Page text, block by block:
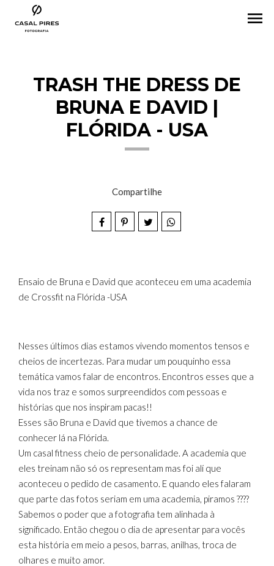
menu
TRASH THE DRESS DE
BRUNA E DAVID |
FLÓRIDA - USA
Compartilhe
Ensaio de Bruna e David que aconteceu em uma academia
de Crossfit na Flórida -USA
Nesses últimos dias estamos vivendo momentos tensos e
cheios de incertezas. Para mudar um pouquinho essa
temática vamos falar de encontros. Encontros esses que a
vida nos traz e somos surpreendidos com pessoas e
histórias que nos inspiram pacas!!
Esses são Bruna e David que tivemos a chance de
conhecer lá na Flórida.
Um casal fitness cheio de personalidade. A academia que
eles treinam não só os representam mas foi alí que
aconteceu o pedido de casamento. E quando eles falaram
que parte das fotos seriam em uma academia, piramos ????
Sabemos o poder que a fotografia tem alinhada à
significado. Então chegou o dia de apresentar para vocês
esta história em meio a pesos, barras, anilhas, troca de
olhares e muito amor.